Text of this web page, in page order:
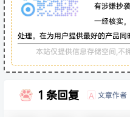
有涉嫌抄
一经核实
处理。在为用户提供最好的产品同
本站仅提供信息存储空间,不
1 条回复 A 文章作者